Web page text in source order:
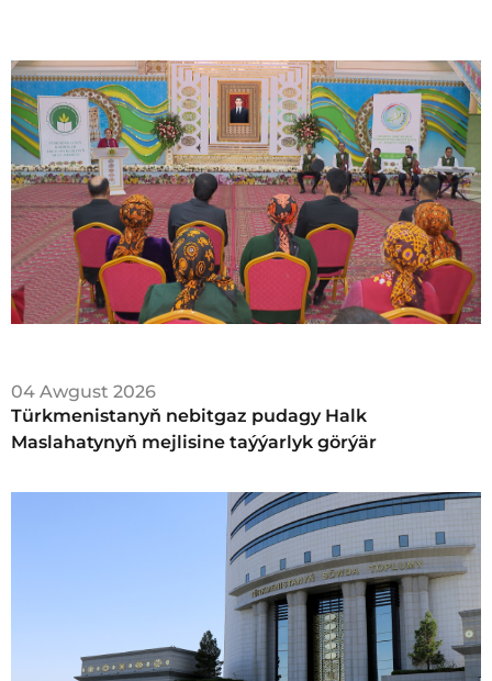
04 Awgust 2026
Türkmenistanyň nebitgaz pudagy Halk
Maslahatynyň mejlisine taýýarlyk görýär